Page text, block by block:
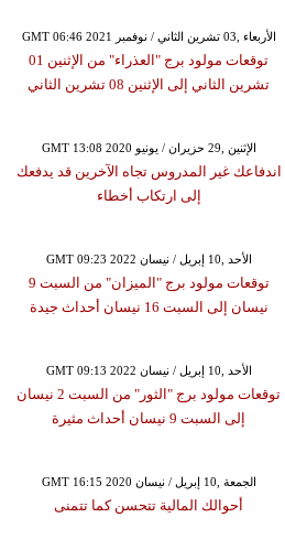
GMT 06:46 2021 الأربعاء ,03 تشرين الثاني / نوفمبر
توقعات مولود برج "العذراء" من الإثنين 01
تشرين الثاني إلى الإثنين 08 تشرين الثاني
GMT 13:08 2020 الإثنين ,29 حزيران / يونيو
اندفاعك غير المدروس تجاه الآخرين قد يدفعك
إلى ارتكاب أخطاء
GMT 09:23 2022 الأحد ,10 إبريل / نيسان
توقعات مولود برج "الميزان" من السبت 9
نيسان إلى السبت 16 نيسان أحداث جيدة
GMT 09:13 2022 الأحد ,10 إبريل / نيسان
توقعات مولود برج "الثور" من السبت 2 نيسان
إلى السبت 9 نيسان أحداث مثيرة
GMT 16:15 2020 الجمعة ,10 إبريل / نيسان
أحوالك المالية تتحسن كما تتمنى